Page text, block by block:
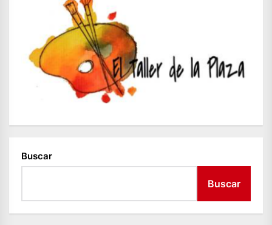
Buscar
Buscar